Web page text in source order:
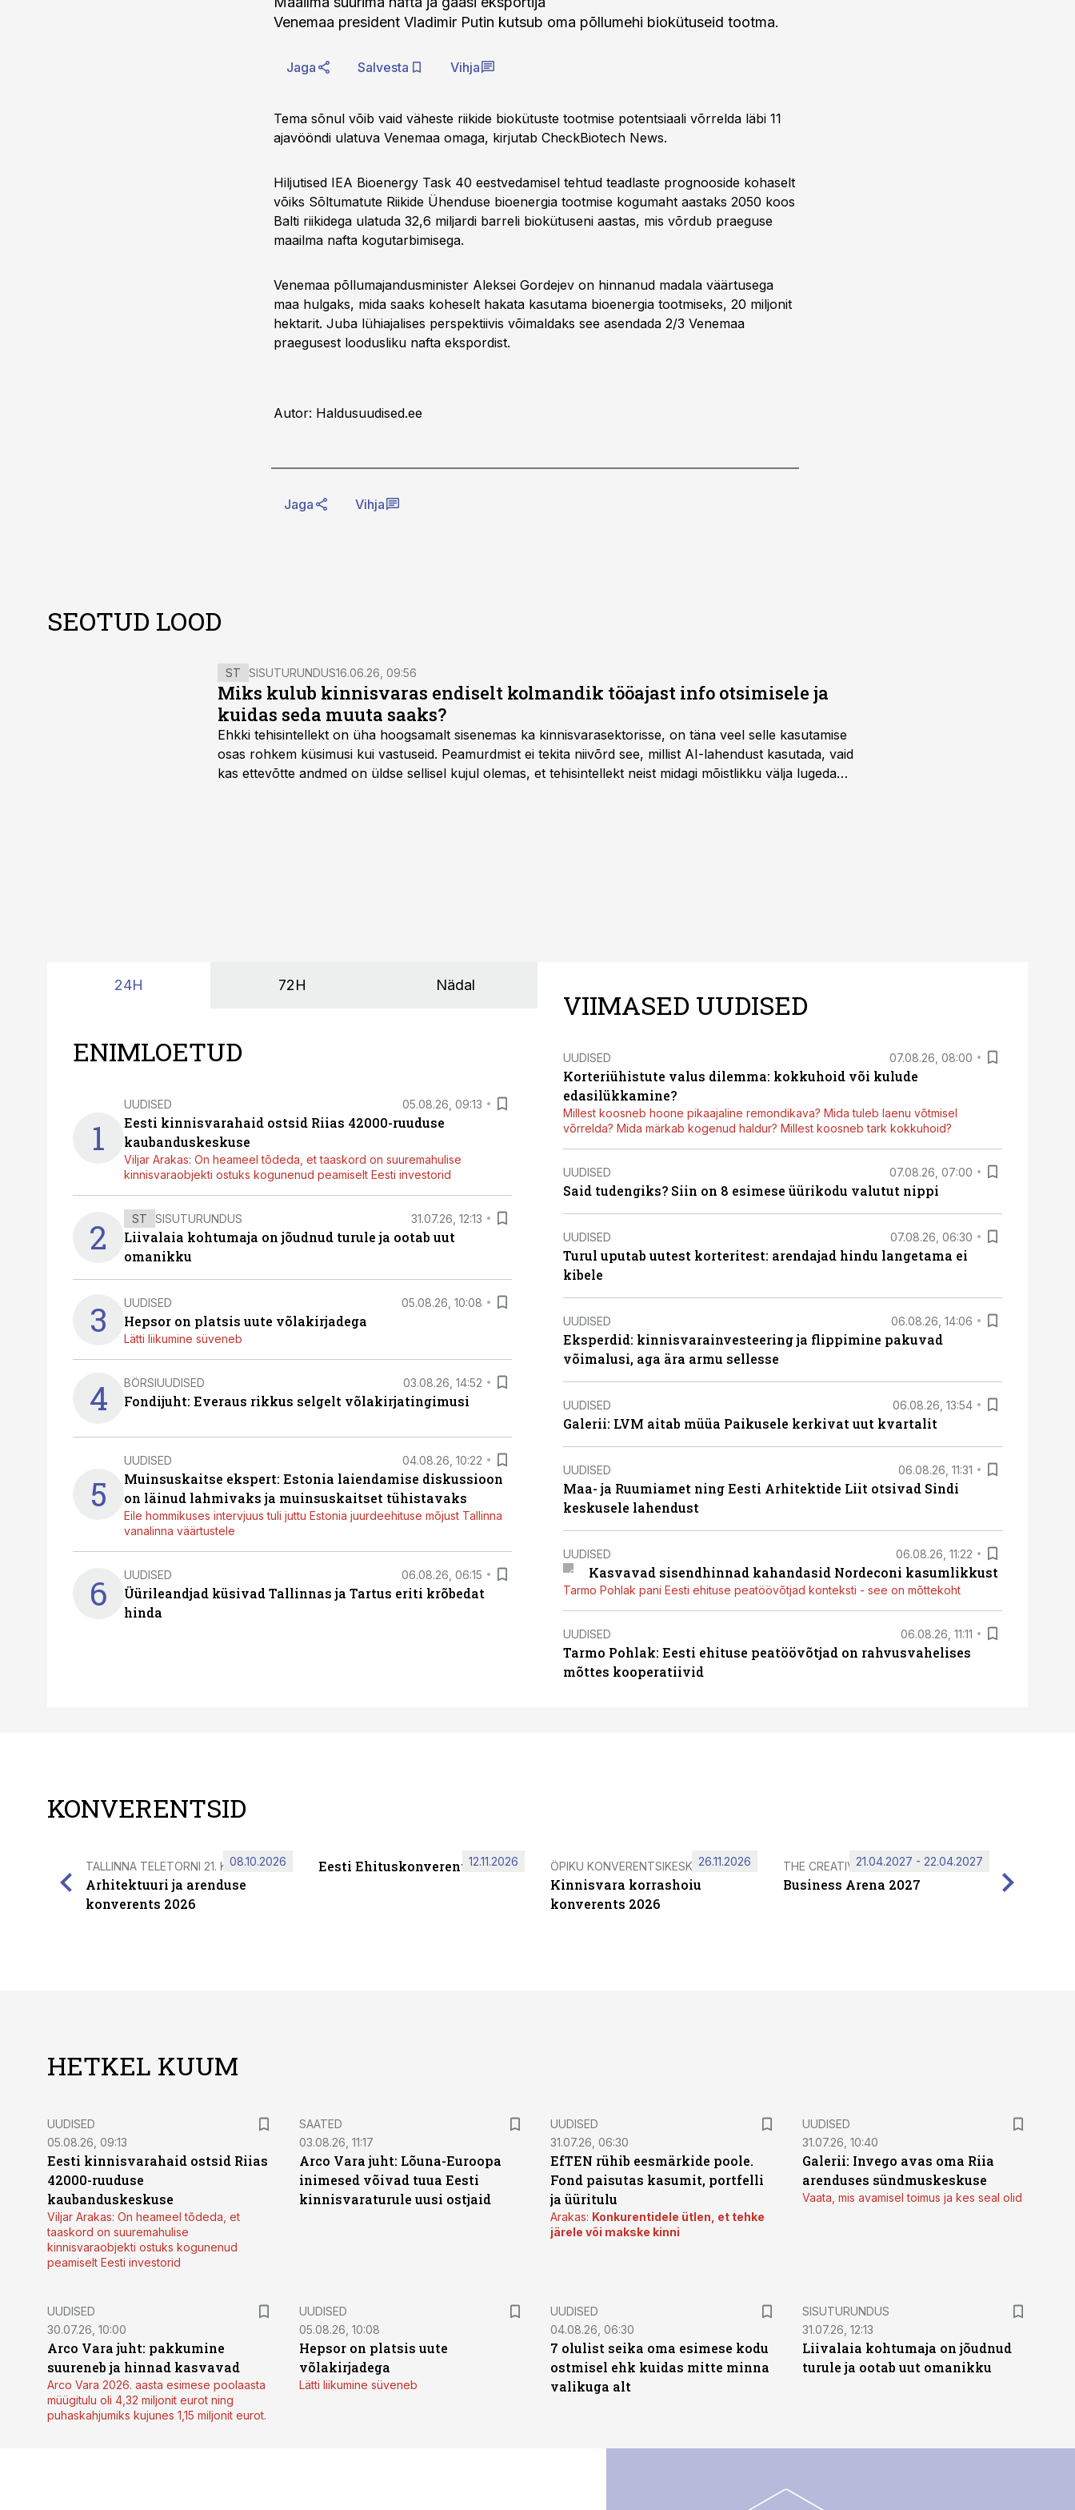
Venemaa president Vladimir Putin kutsub oma põllumehi biokütuseid tootma.
Jaga Salvesta Vihja
Tema sõnul võib vaid väheste riikide biokütuste tootmise potentsiaali võrrelda läbi 11
ajavööndi ulatuva Venemaa omaga, kirjutab CheckBiotech News.
Hiljutised IEA Bioenergy Task 40 eestvedamisel tehtud teadlaste prognooside kohaselt
võiks Sõltumatute Riikide Ühenduse bioenergia tootmise kogumaht aastaks 2050 koos
Balti riikidega ulatuda 32,6 miljardi barreli biokütuseni aastas, mis võrdub praeguse
maailma nafta kogutarbimisega.
Venemaa põllumajandusminister Aleksei Gordejev on hinnanud madala väärtusega
maa hulgaks, mida saaks koheselt hakata kasutama bioenergia tootmiseks, 20 miljonit
hektarit. Juba lühiajalises perspektiivis võimaldaks see asendada 2/3 Venemaa
praegusest loodusliku nafta ekspordist.
Autor: Haldusuudised.ee
Jaga Vihja
SEOTUD LOOD
ST SISUTURUNDUS16.06.26, 09:56
Miks kulub kinnisvaras endiselt kolmandik tööajast info otsimisele ja
kuidas seda muuta saaks?
Ehkki tehisintellekt on üha hoogsamalt sisenemas ka kinnisvarasektorisse, on täna veel selle kasutamise
osas rohkem küsimusi kui vastuseid. Peamurdmist ei tekita niivõrd see, millist AI-lahendust kasutada, vaid
kas ettevõtte andmed on üldse sellisel kujul olemas, et tehisintellekt neist midagi mõistlikku välja lugeda
24H 72H Nädal
ENIMLOETUD
1
UUDISED 05.08.26, 09:13
Eesti kinnisvarahaid ostsid Riias 42000-ruuduse
kaubanduskeskuse
Viljar Arakas: On heameel tõdeda, et taaskord on suuremahulise
kinnisvaraobjekti ostuks kogunenud peamiselt Eesti investorid
2 ST SISUTURUNDUS 31.07.26, 12:13
Liivalaia kohtumaja on jõudnud turule ja ootab uut
omanikku
3 UUDISED 05.08.26, 10:08
Hepsor on platsis uute võlakirjadega
Lätti liikumine süveneb
4 BÖRSIUUDISED 03.08.26, 14:52
Fondijuht: Everaus rikkus selgelt võlakirjatingimusi
5
UUDISED 04.08.26, 10:22
Muinsuskaitse ekspert: Estonia laiendamise diskussioon
on läinud lahmivaks ja muinsuskaitset tühistavaks
Eile hommikuses intervjuus tuli juttu Estonia juurdeehituse mõjust Tallinna
vanalinna väärtustele
6 UUDISED 06.08.26, 06:15
Üürileandjad küsivad Tallinnas ja Tartus eriti krõbedat
hinda
VIIMASED UUDISED
UUDISED 07.08.26, 08:00
Korteriühistute valus dilemma: kokkuhoid või kulude
edasilükkamine?
Millest koosneb hoone pikaajaline remondikava? Mida tuleb laenu võtmisel
võrrelda? Mida märkab kogenud haldur? Millest koosneb tark kokkuhoid?
UUDISED 07.08.26, 07:00
Said tudengiks? Siin on 8 esimese üürikodu valutut nippi
UUDISED 07.08.26, 06:30
Turul uputab uutest korteritest: arendajad hindu langetama ei
kibele
UUDISED 06.08.26, 14:06
Eksperdid: kinnisvarainvesteering ja flippimine pakuvad
võimalusi, aga ära armu sellesse
UUDISED 06.08.26, 13:54
Galerii: LVM aitab müüa Paikusele kerkivat uut kvartalit
UUDISED 06.08.26, 11:31
Maa- ja Ruumiamet ning Eesti Arhitektide Liit otsivad Sindi
keskusele lahendust
UUDISED 06.08.26, 11:22
Kasvavad sisendhinnad kahandasid Nordeconi kasumlikkust
Tarmo Pohlak pani Eesti ehituse peatöövõtjad konteksti - see on mõttekoht
UUDISED 06.08.26, 11:11
Tarmo Pohlak: Eesti ehituse peatöövõtjad on rahvusvahelises
mõttes kooperatiivid
KONVERENTSID
TALLINNA TELETORNI 21. KORRUSEL
Arhitektuuri ja arenduse
konverents 2026
08.10.2026 Eesti Ehituskonverents 2026
12.11.2026 ÖPIKU KONVERENTSIKESKUS
Kinnisvara korrashoiu
konverents 2026
26.11.2026 THE CREATIVE HUB
Business Arena 2027
21.04.2027 - 22.04.2027
HETKEL KUUM
UUDISED
05.08.26, 09:13
Eesti kinnisvarahaid ostsid Riias
42000-ruuduse
kaubanduskeskuse
Viljar Arakas: On heameel tõdeda, et
taaskord on suuremahulise
kinnisvaraobjekti ostuks kogunenud
peamiselt Eesti investorid
SAATED
03.08.26, 11:17
Arco Vara juht: Lõuna-Euroopa
inimesed võivad tuua Eesti
kinnisvaraturule uusi ostjaid
UUDISED
31.07.26, 06:30
EfTEN rühib eesmärkide poole.
Fond paisutas kasumit, portfelli
ja üüritulu
Arakas: Konkurentidele ütlen, et tehke
järele või makske kinni
UUDISED
31.07.26, 10:40
Galerii: Invego avas oma Riia
arenduses sündmuskeskuse
Vaata, mis avamisel toimus ja kes seal olid
UUDISED
30.07.26, 10:00
Arco Vara juht: pakkumine
suureneb ja hinnad kasvavad
Arco Vara 2026. aasta esimese poolaasta
müügitulu oli 4,32 miljonit eurot ning
puhaskahjumiks kujunes 1,15 miljonit eurot.
UUDISED
05.08.26, 10:08
Hepsor on platsis uute
võlakirjadega
Lätti liikumine süveneb
UUDISED
04.08.26, 06:30
7 olulist seika oma esimese kodu
ostmisel ehk kuidas mitte minna
valikuga alt
ST
SISUTURUNDUS
31.07.26, 12:13
Liivalaia kohtumaja on jõudnud
turule ja ootab uut omanikku